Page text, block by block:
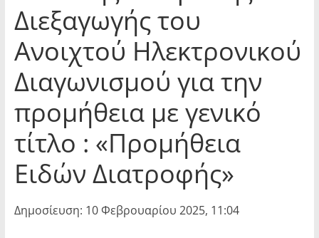
Διεξαγωγής του
Ανοιχτού Ηλεκτρονικού
Διαγωνισμού για την
προμήθεια με γενικό
τίτλο : «Προμήθεια
Ειδών Διατροφής»
Δημοσίευση: 10 Φεβρουαρίου 2025, 11:04